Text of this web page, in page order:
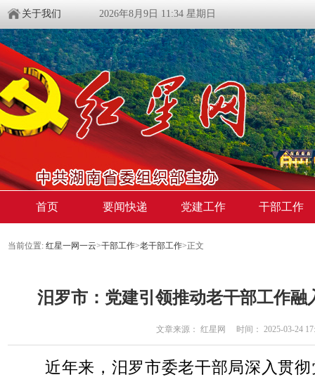
关于我们 2026年8月9日 11:34 星期日
首页 要闻快递 党建工作 干部工作
当前位置: 红星一网一云>干部工作>老干部工作>正文
汨罗市：党建引领推动老干部工作融
文章来源： 红星网 时间： 2025-03-24
近年来，汨罗市委老干部局深入贯